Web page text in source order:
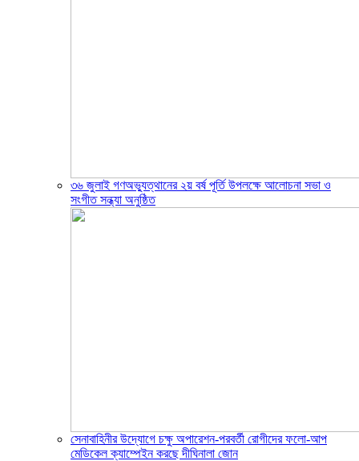
৩৬ জুলাই গণঅভ্যুত্থানের ২য় বর্ষ পূর্তি উপলক্ষে আলোচনা সভা ও
সংগীত সন্ধ্যা অনুষ্ঠিত
সেনাবাহিনীর উদ্যোগে চক্ষু অপারেশন-পরবর্তী রোগীদের ফলো-আপ
মেডিকেল ক্যাম্পেইন করছে দীঘিনালা জোন